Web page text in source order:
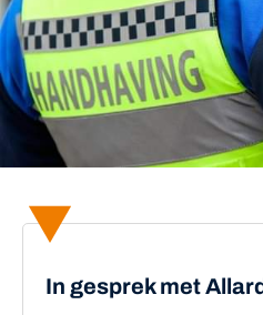
In gesprek met